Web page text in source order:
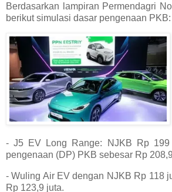
Berdasarkan lampiran Permendagri
berikut simulasi dasar pengenaan PKB:
- J5 EV Long Range: NJKB Rp 199
pengenaan (DP) PKB sebesar Rp
- Wuling Air EV dengan NJKB Rp 118
Rp 123,9 juta.